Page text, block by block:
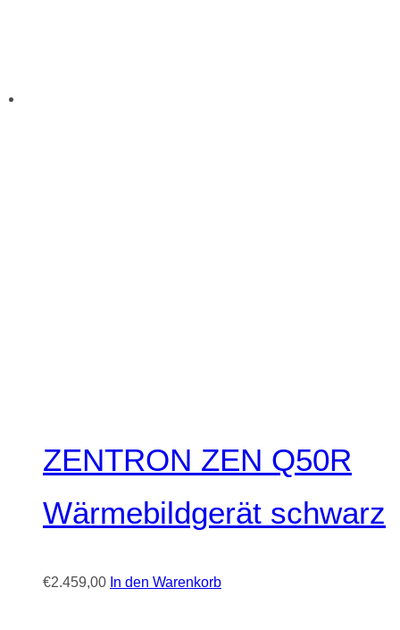
ZENTRON ZEN Q50R
Wärmebildgerät schwarz
€2.459,00 In den Warenkorb